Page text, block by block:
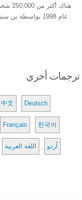
هناك
عام 1998 بواسطة بن ستيد و أصبح جزأ من شبكة Heartlight فى عام 2000
ترجمات أخري
中文 Deutsch
Français 한국어
اللغة العربية اُردو